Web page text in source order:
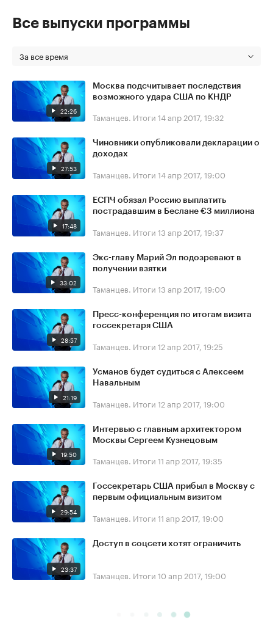
Все выпуски программы
За все время
22:26
Москва подсчитывает последствия
возможного удара США по КНДР
Таманцев. Итоги 14 апр 2017, 19:32
27:53
Чиновники опубликовали декларации о
доходах
Таманцев. Итоги 14 апр 2017, 19:00
17:48
ЕСПЧ обязал Россию выплатить
пострадавшим в Беслане €3 миллиона
Таманцев. Итоги 13 апр 2017, 19:37
33:02
Экс-главу Марий Эл подозревают в
получении взятки
Таманцев. Итоги 13 апр 2017, 19:00
28:57
Пресс-конференция по итогам визита
госсекретаря США
Таманцев. Итоги 12 апр 2017, 19:25
21:19
Усманов будет судиться с Алексеем
Навальным
Таманцев. Итоги 12 апр 2017, 19:00
19:50
Интервью с главным архитектором
Москвы Сергеем Кузнецовым
Таманцев. Итоги 11 апр 2017, 19:35
29:54
Госсекретарь США прибыл в Москву с
первым официальным визитом
Таманцев. Итоги 11 апр 2017, 19:00
23:37
Доступ в соцсети хотят ограничить
Таманцев. Итоги 10 апр 2017, 19:00